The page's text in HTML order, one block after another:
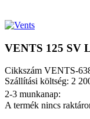
VENTS 125 SV
Cikkszám VENTS-
Szállítási költség: 2
2-3 munkanap:
A termék nincs